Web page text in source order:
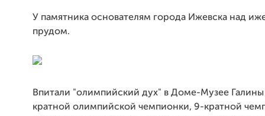
У памятника основателям города Ижевска над
прудом.
Впитали "олимпийский дух" в Доме-Музее Галины
кратной олимпийской чемпионки, 9-кратной